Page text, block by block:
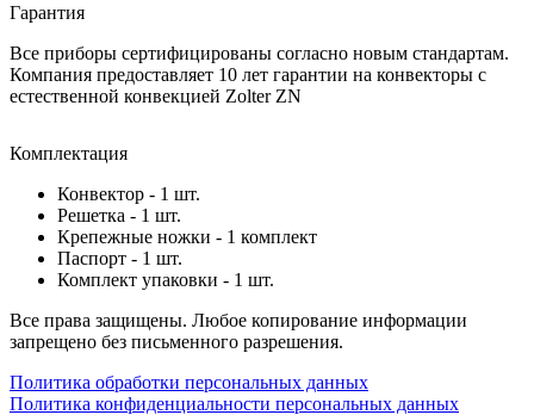
Гарантия
Все приборы сертифицированы согласно новым стандартам.
Компания предоставляет 10 лет гарантии на конвекторы с
естественной конвекцией Zolter ZN
Комплектация
Конвектор - 1 шт.
Решетка - 1 шт.
Крепежные ножки - 1 комплект
Паспорт - 1 шт.
Комплект упаковки - 1 шт.
Все права защищены. Любое копирование информации
запрещено без письменного разрешения.
Политика обработки персональных данных
Политика конфиденциальности персональных данных